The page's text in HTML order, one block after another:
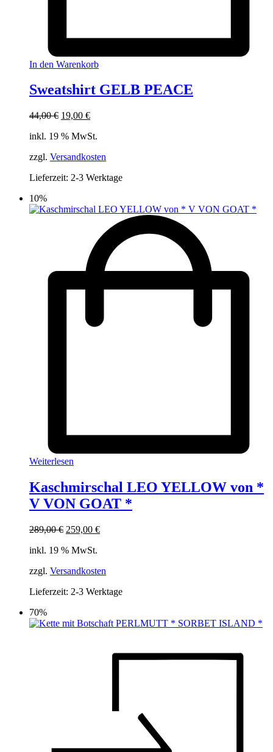
In den Warenkorb
Sweatshirt GELB PEACE
44,00€ Ursprünglicher
war:
19,00 €Aktueller
ist:
inkl. 19 % MwSt.
zzgl. Versandkosten
Lieferzeit: 2-3 Werktage
10%
Weiterlesen
Kaschmirschal LEO YELLOW von *
V VON GOAT *
289,00€ Ursprünglicher
war:
259,00 €Aktueller
inkl. 19 % MwSt.
zzgl. Versandkosten
Lieferzeit: 2-3 Werktage
70%